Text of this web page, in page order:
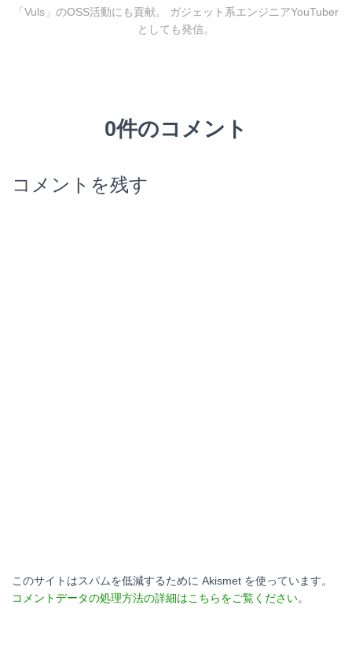
「Vuls」のOSS活動にも貢献。 ガジェット系エンジニアYouTuber
としても発信。
0件のコメント
コメントを残す
このサイトはスパムを低減するために Akismet を使っています。
コメントデータの処理方法の詳細はこちらをご覧ください。